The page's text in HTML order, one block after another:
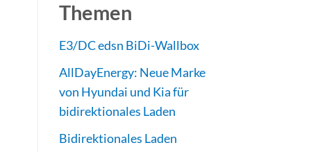
Themen
E3/DC edsn BiDi-Wallbox
AllDayEnergy: Neue Marke
von Hyundai und Kia für
bidirektionales Laden
Bidirektionales Laden